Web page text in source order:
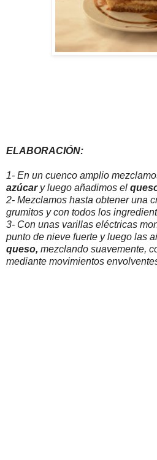
ELABORACIÓN:
1- En un cuenco amplio
azúcary luego añadimos el
2- Mezclamos hasta obtener una
grumitos y con todos los
3- Con unas varillas eléctricas
punto de nieve fuerte y luego las
queso, mezclando suavemente,
mediante movimientos